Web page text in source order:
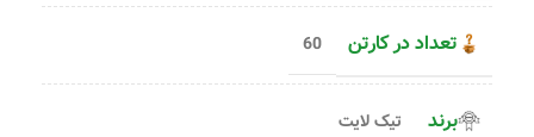
تعداد در کارتن 60
برند تیک لایت